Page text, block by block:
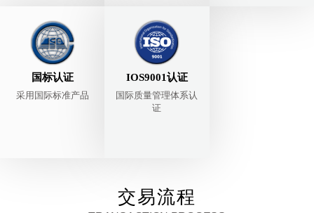
国标认证
采用国际标准产品
IOS9001认证
国际质量管理体系认
证
交易流程